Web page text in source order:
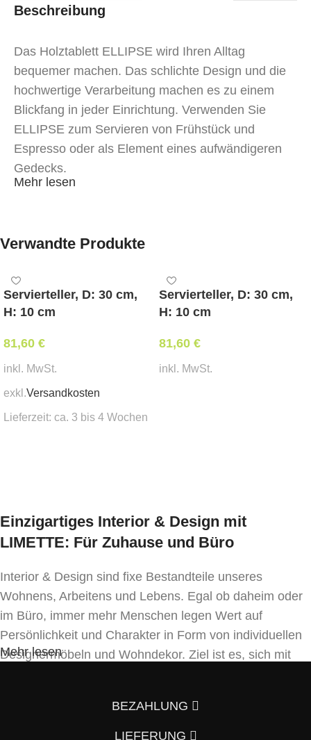
Beschreibung
Das Holztablett ELLIPSE wird Ihren Alltag
bequemer machen. Das schlichte Design und die
hochwertige Verarbeitung machen es zu einem
Blickfang in jeder Einrichtung. Verwenden Sie
ELLIPSE zum Servieren von Frühstück und
Espresso oder als Element eines aufwändigeren
Gedecks.
und festlich. Hervorragend für die Gastronomie
Pflegehinweise:
Mit Öko-Spülmitteln reinigen, nicht einweichen,
Nicht in der Mikrowelle erwärmen, nicht mit
kochendem Wasser übergießen, nicht in der Nähe
von Wärmequellen trocknen.
Mehr lesen
Verwandte Produkte
Servierteller, D: 30 cm,
H: 10 cm
81,60 €
inkl. MwSt.
exkl.Versandkosten
Lieferzeit: ca. 3 bis 4 Wochen
Servierteller, D: 30 cm,
H: 10 cm
81,60 €
inkl. MwSt.
Einzigartiges Interior & Design mit
LIMETTE: Für Zuhause und Büro
Interior & Design sind fixe Bestandteile unseres
Wohnens, Arbeitens und Lebens. Egal ob daheim oder
im Büro, immer mehr Menschen legen Wert auf
Persönlichkeit und Charakter in Form von individuellen
Designermöbeln und Wohndekor. Ziel ist es, sich mit
von der Masse abzuheben.
Mehr lesen
BEZAHLUNG
LIEFERUNG